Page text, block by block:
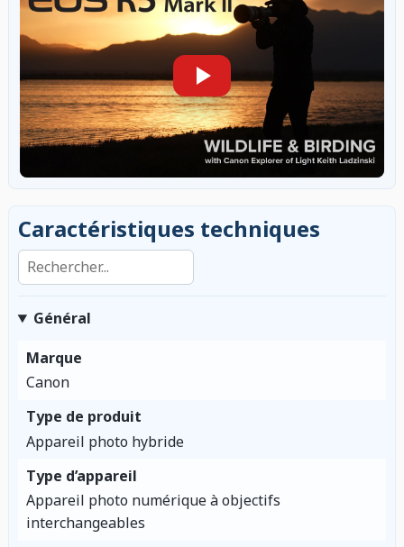
Caractéristiques techniques
Rechercher dans les caractéristiques
Général
Marque
Canon
Type de produit
Appareil photo hybride
Type d’appareil
Appareil photo numérique à objectifs
interchangeables